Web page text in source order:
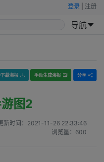
登录 注册
导航
载海报 手动生成海报 分享
图2
新时间： 2021-11-26 22:33:46
浏览量： 600